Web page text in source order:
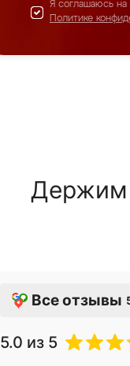
Я соглашаюсь на
Политике
Держим
Все отзывы
5.0 из 5